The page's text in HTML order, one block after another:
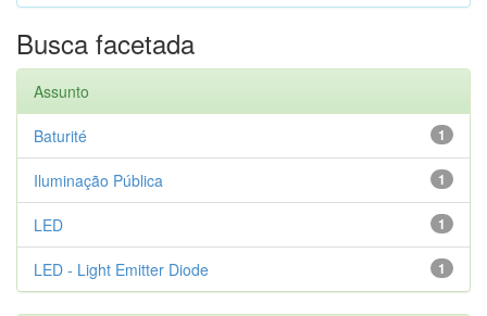
Busca facetada
Assunto
1
Baturité
1
Iluminação Pública
1
LED
1
LED - Light Emitter Diode